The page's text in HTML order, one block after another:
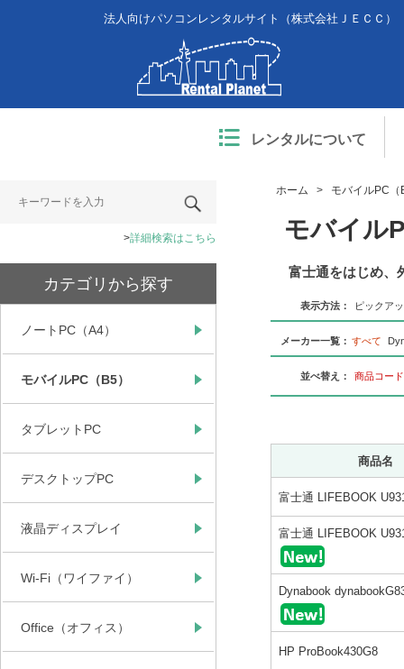
法人向けパソコンレンタルサイト（株式会社ＪＥＣＣ）
レンタルについて
ホーム > モバイルPC（
モバイル
富士通をはじめ、
表示方法： ピックア
メーカー一覧： すべて
並べ替え： 商品コード
商品名
富士通 LIFEBOOK
富士通 LIFEBOOK
Dynabook
HP ProBook430G8
詳細検索はこちら
カテゴリから探す
ノートPC（A4）
モバイルPC（B5）
タブレットPC
デスクトップPC
液晶ディスプレイ
Wi-Fi（ワイファイ）
Office（オフィス）